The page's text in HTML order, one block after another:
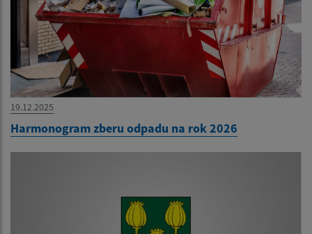
19.12.2025
Harmonogram zberu odpadu na rok 2026